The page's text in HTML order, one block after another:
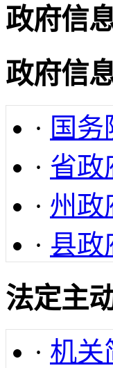
政府信
政府信
· 国
· 省政
· 州政
· 县政
法定主
· 机关